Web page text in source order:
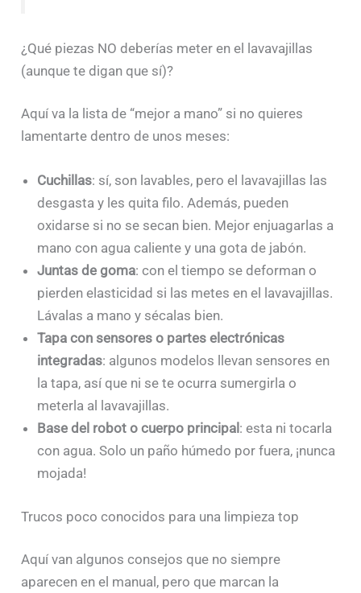
¿Qué piezas NO deberías meter en el lavavajillas
(aunque te digan que sí)?
Aquí va la lista de “mejor a mano” si no quieres
lamentarte dentro de unos meses:
Cuchillas: sí, son lavables, pero el lavavajillas las
desgasta y les quita filo. Además, pueden
oxidarse si no se secan bien. Mejor enjuagarlas a
mano con agua caliente y una gota de jabón.
Juntas de goma: con el tiempo se deforman o
pierden elasticidad si las metes en el lavavajillas.
Lávalas a mano y sécalas bien.
Tapa con sensores o partes electrónicas
integradas: algunos modelos llevan sensores en
la tapa, así que ni se te ocurra sumergirla o
meterla al lavavajillas.
Base del robot o cuerpo principal : esta ni tocarla
con agua. Solo un paño húmedo por fuera, ¡nunca
mojada!
Trucos poco conocidos para una limpieza top
Aquí van algunos consejos que no siempre
aparecen en el manual, pero que marcan la